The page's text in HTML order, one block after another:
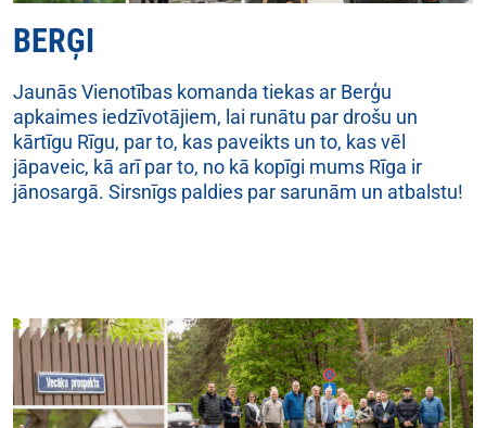
BERĢI
Jaunās Vienotības komanda tiekas ar Berģu
apkaimes iedzīvotājiem, lai runātu par drošu un
kārtīgu Rīgu, par to, kas paveikts un to, kas vēl
jāpaveic, kā arī par to, no kā kopīgi mums Rīga ir
jānosargā. Sirsnīgs paldies par sarunām un atbalstu!